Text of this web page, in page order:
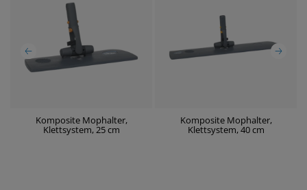
Komposite Mophalter,
Klettsystem, 25 cm
Komposite Mophalter,
Klettsystem, 40 cm